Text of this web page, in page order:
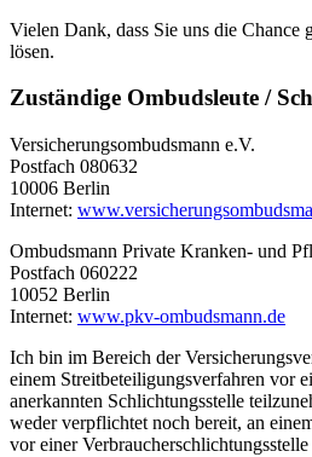
Vielen Dank, dass Sie uns die Chance
lösen.
Zuständige Ombudsleute /
Versicherungsombudsmann e.V.
Postfach 080632
10006 Berlin
Internet:
Ombudsmann Private Kranken- und
Postfach 060222
10052 Berlin
Internet: www.pkv-ombudsmann.de
Ich bin im Bereich der
einem Streitbeteiligungsverfahren vor
anerkannten Schlichtungsstelle
weder verpflichtet noch bereit, an
vor einer